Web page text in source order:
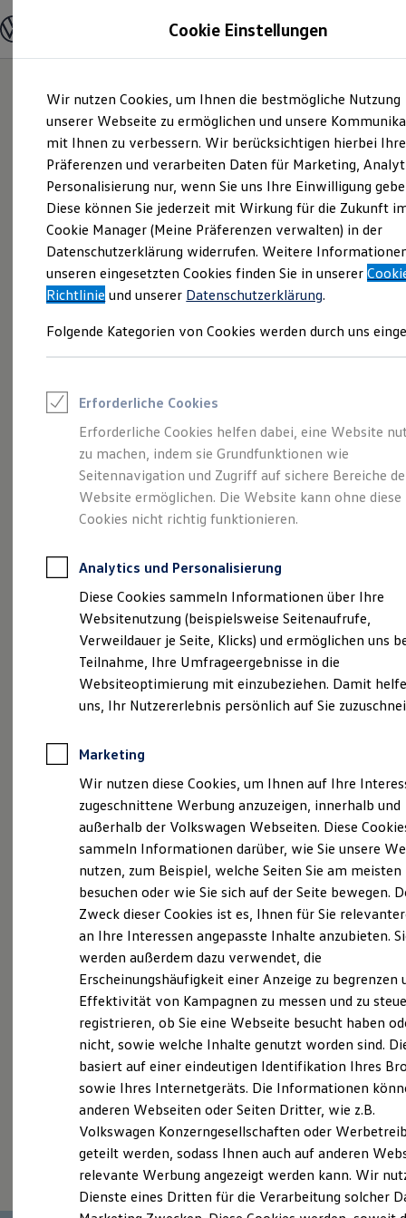
Hauptinhalt
springen
Footer
springen
Modelle und Konfigurator
Modelle vergleichen
Elektroautos
ENERGY Sondermodelle
Nutzfahrzeuge
SUV und CUV
Familienautos
Kombis
Kompaktwagen
Sportwagen
Schnell verfügbare Fahrzeuge
Angebote und Produkte
Aktuelle Angebote
E-Auto-Förderung
Volkswagen Marktplatz
Junge Gebrauchtwagen und Gebrauchtwagen
Saisonangebote
Leasing
Leasing-Angebote
Gebrauchtwagen Leasing
Junge Gebrauchtwagen-Leasing
Elektroauto Leasing
Kleinwagen-Leasing
Leasing ohne Anzahlung
Autokredit mit Schlussrate
Versicherungen und Garantien
Kfz-Versicherung
Restschuldversicherungen
Garantien
Wartungsverträge
Geschäftskunden
Professional Class bei Volkswagen
Großkunden
Behörden
Anpfiff zum Gewinn
Elektroautos
ID. Tutorials
Elektrofahrzeugkonzepte
Reichweite
Reichweite der ID. Modelle
Reichweite im Winter
Laden
Laden unterwegs
Laden Zuhause
Ladezeitensimulator
Batterie
Sicherheit
Garantie und Lebensdauer
Nachhaltigkeit
Technologie
Kosten und Kauf
Verbrauchskosten
Kaufoptionen
E-Auto-Förderung
Software und Konnektivität
Die ID. Software 6
ID. Software Versionen und Updates
Digitale Extras
Schnittstellen zu Ihrem ID.
Mehr Raum für alle(s).
Der Tayron.
Probefahrt vereinbaren
Fahrzeugangebot anfordern
Servicetermin buchen
Serviceanfrage stellen
Cookie Einstellungen
Wir nutzen Cookies, um Ihnen die bestmögliche Nutzung
unserer Webseite zu ermöglichen und unsere
mit Ihnen zu verbessern. Wir berücksichtigen hierbei Ihre
Präferenzen und verarbeiten Daten für Marketing,
Personalisierung nur, wenn Sie uns Ihre Einwilligung
Diese können Sie jederzeit mit Wirkung für die Zukunft
Cookie Manager (Meine Präferenzen verwalten) in der
Datenschutzerklärung widerrufen. Weitere
unseren eingesetzten Cookies finden Sie in unserer
Richtlinie und unserer Datenschutzerklärung.
Folgende Kategorien von Cookies werden durch uns
Erforderliche Cookies
Erforderliche Cookies helfen dabei, eine Website
zu machen, indem sie Grundfunktionen wie
Seitennavigation und Zugriff auf sichere Bereiche
Website ermöglichen. Die Website kann ohne diese
Cookies nicht richtig funktionieren.
Analytics und Personalisierung
Diese Cookies sammeln Informationen über Ihre
Websitenutzung (beispielsweise Seitenaufrufe,
Verweildauer je Seite, Klicks) und ermöglichen uns
Teilnahme, Ihre Umfrageergebnisse in die
Websiteoptimierung mit einzubeziehen. Damit
uns, Ihr Nutzererlebnis persönlich auf Sie
Marketing
Wir nutzen diese Cookies, um Ihnen auf Ihre
zugeschnittene Werbung anzuzeigen, innerhalb und
außerhalb der Volkswagen Webseiten. Diese
sammeln Informationen darüber, wie Sie unsere
nutzen, zum Beispiel, welche Seiten Sie am meisten
besuchen oder wie Sie sich auf der Seite bewegen.
Zweck dieser Cookies ist es, Ihnen für Sie
an Ihre Interessen angepasste Inhalte anzubieten.
werden außerdem dazu verwendet, die
Erscheinungshäufigkeit einer Anzeige zu begrenzen
Effektivität von Kampagnen zu messen und zu
registrieren, ob Sie eine Webseite besucht haben
nicht, sowie welche Inhalte genutzt worden sind.
basiert auf einer eindeutigen Identifikation Ihres
sowie Ihres Internetgeräts. Die Informationen
anderen Webseiten oder Seiten Dritter, wie z.B.
Volkswagen Konzerngesellschaften oder
geteilt werden, sodass Ihnen auch auf anderen
relevante Werbung angezeigt werden kann. Wir
Dienste eines Dritten für die Verarbeitung solcher